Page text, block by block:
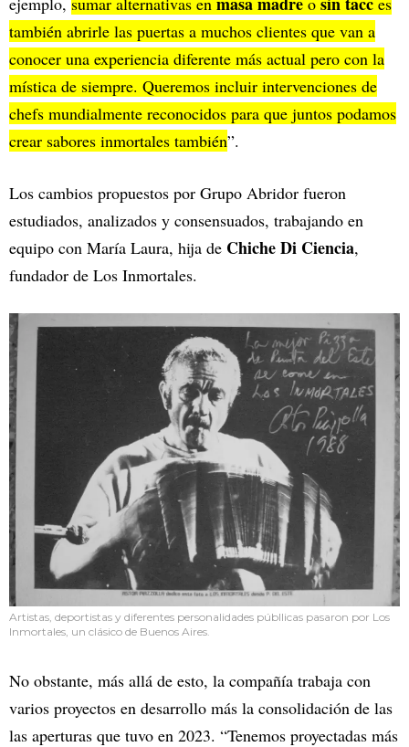
también abrirle las puertas a muchos clientes que van a
conocer una experiencia diferente más actual pero con la
mística de siempre. Queremos incluir intervenciones de
chefs mundialmente reconocidos para que juntos podamos
crear sabores inmortales también”.
Los cambios propuestos por Grupo Abridor fueron
estudiados, analizados y consensuados, trabajando en
equipo con María Laura, hija de Chiche Di Ciencia,
fundador de Los Inmortales.
Artistas, deportistas y diferentes personalidades públlicas pasaron por Los
Inmortales, un clásico de Buenos Aires.
No obstante, más allá de esto, la compañía trabaja con
varios proyectos en desarrollo más la consolidación de las
las aperturas que tuvo en 2023. “Tenemos proyectadas más